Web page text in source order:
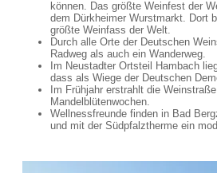
können. Das größte Weinfest der
dem Dürkheimer Wurstmarkt. Dort
größte Weinfass der Welt.
Durch alle Orte der Deutschen
Radweg als auch ein Wanderweg.
Im Neustadter Ortsteil Hambach
dass als Wiege der Deutschen
Im Frühjahr erstrahlt die
Mandelblütenwochen.
Wellnessfreunde finden in Bad
und mit der Südpfalztherme ein